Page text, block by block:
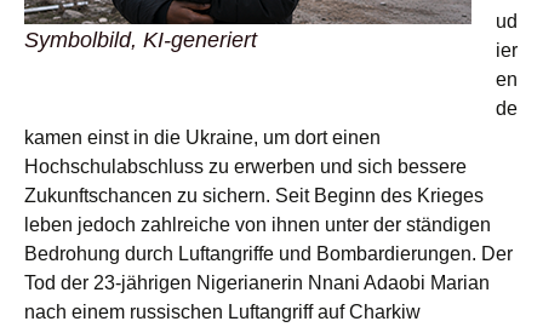
Symbolbild, KI-generiert
ud
ier
en
de
kamen einst in die Ukraine, um dort einen
Hochschulabschluss zu erwerben und sich bessere
Zukunftschancen zu sichern. Seit Beginn des Krieges
leben jedoch zahlreiche von ihnen unter der ständigen
Bedrohung durch Luftangriffe und Bombardierungen. Der
Tod der 23-jährigen Nigerianerin Nnani Adaobi Marian
nach einem russischen Luftangriff auf Charkiw